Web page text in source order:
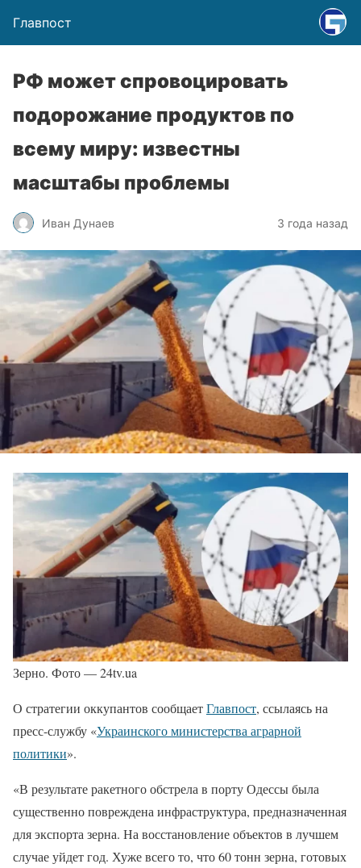
Главпост
РФ может спровоцировать
подорожание продуктов по
всему миру: известны
масштабы проблемы
Иван Дунаев 3 года назад
Зерно. Фото — 24tv.ua
О стратегии оккупантов сообщаетГлавпост, ссылаясь на
пресс-службу «Украинского министерства аграрной
политики».
«В результате ракетного обстрела в порту Одессы была
существенно повреждена инфраструктура, предназначенная
для экспорта зерна. На восстановление объектов в лучшем
случае уйдет год. Хуже всего то, что 60 тонн зерна, готовых